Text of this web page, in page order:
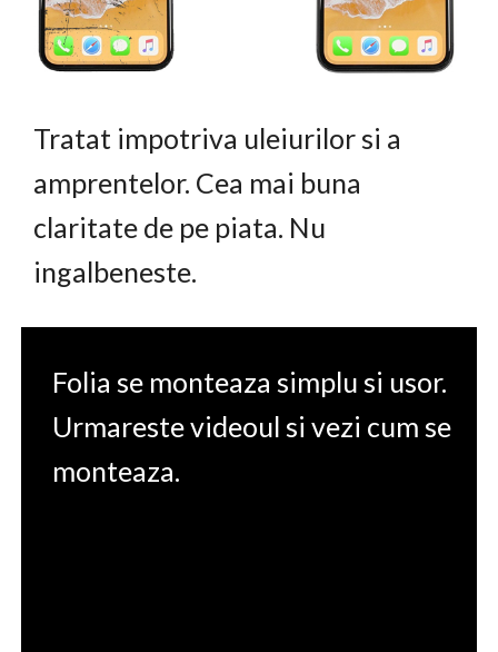
Tratat impotriva uleiurilor si a
amprentelor. Cea mai buna
claritate de pe piata. Nu
ingalbeneste.
Folia se monteaza simplu si usor.
Urmareste videoul si vezi cum se
monteaza.